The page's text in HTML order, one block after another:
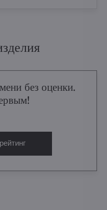
без оценки.